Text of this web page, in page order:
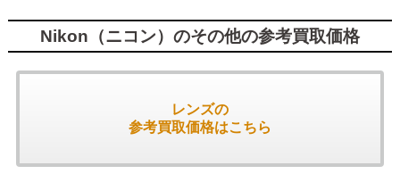
Nikon（ニコン）のその他の参考買取価格
レンズの
参考買取価格はこちら